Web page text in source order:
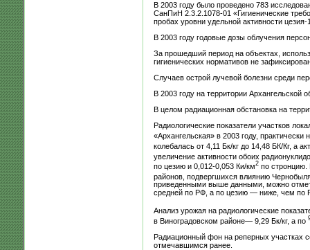
В 2003 году было проведено 783
СанПиН 2.3.2.1078-01 «Гигиенические
пробах уровни удельной активности
В 2003 году годовые дозы облучения
За прошедший период на объектах,
гигиенических нормативов не
Случаев острой лучевой болезни среди
В 2003 году на территории Архангельской
В целом радиационная обстановка на
Радиологические показатели участков
«Архангельская» в 2003 году,
колебалась от 4,11 Бк/кг до 14,48 БК/Кг, а
увеличение активности обоих
по цезию и 0,012-0,053 Ки/км2по стронцию.
районов, подвергшихся влиянию
приведенными выше данными, можно
средней по РФ, а по цезию — ниже, чем по
Анализ урожая на радиологические
в Виноградовском районе— 9,29 Бк/кг, а по
Радиационный фон на реперных участках
отмечавшимся ранее.